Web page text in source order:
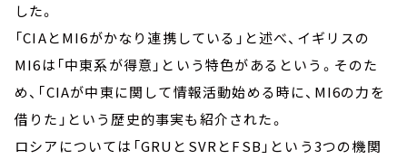
した。
「CIAとMI6がかなり連携している」と述べ、イギリスの
MI6は「中東系が得意」という特色があるという。そのた
め、「CIAが中東に関して情報活動始める時に、MI6の力を
借りた」という歴史的事実も紹介された。
ロシアについては「GRUとSVRとFSB」という3つの機関